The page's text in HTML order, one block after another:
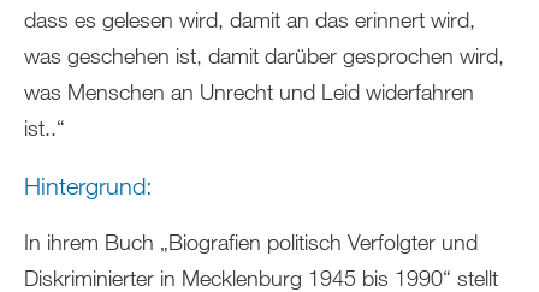
dass es gelesen wird, damit an das erinnert wird,
was geschehen ist, damit darüber gesprochen wird,
was Menschen an Unrecht und Leid widerfahren
ist..“
Hintergrund:
In ihrem Buch „Biografien politisch Verfolgter und
Diskriminierter in Mecklenburg 1945 bis 1990“ stellt